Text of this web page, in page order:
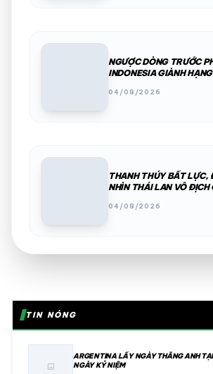
NGƯỢC DÒNG TRƯỚC
INDONESIA GIÀNH
04/08/2026
THANH THÚY BẤT LỰC,
NHÌN THÁI LAN VÔ ĐỊCH
04/08/2026
TIN NÓNG
image
ARGENTINA LẤY NGÀY THẮNG ANH
NGÀY KỶ NIỆM